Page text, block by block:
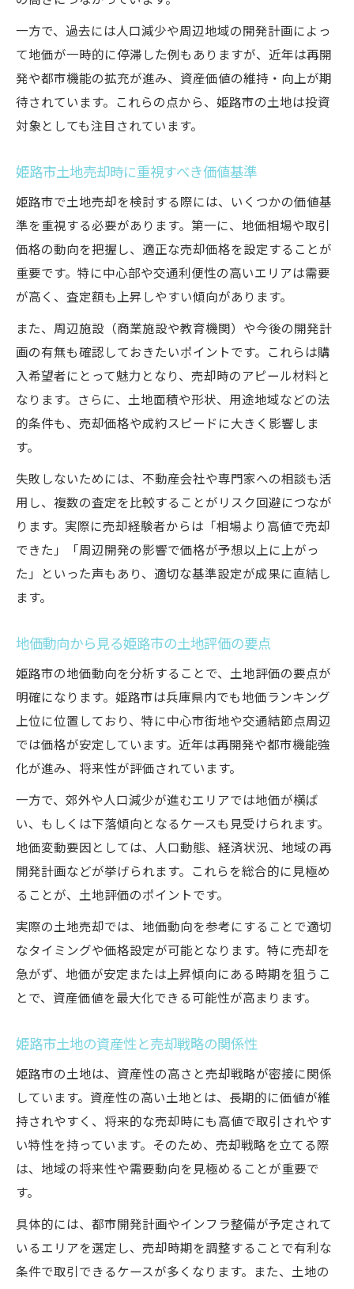
姫路市土地売却で失敗しないための基本戦
保存価値を意識した売却タイミングの見極
姫路市土地売却経験者の実践的アドバイス
集
土地の保存価値別・売却時の注意点まとめ
保存価値を重視する投資家のための視点
土地保存価値を重視した投資家の判断基準
姫路市土地売却に役立つ保存価値評価法
美方郡新温泉町と姫路市の保存価値比較
長期運用で見極める土地保存価値のポイン
ト
投資家目線で選ぶ姫路市土地の注目要素
土地資産の価値維持に必要な戦略とは
保存価値を高める土地活用の具体策
土地資産価値を守るための最新戦略
維持管理で差がつく土地保存価値の実例
一方で、過去には人口減少や周辺地域の開発計画によっ
て地価が一時的に停滞した例もありますが、近年は再開
発や都市機能の拡充が進み、資産価値の維持・向上が期
待されています。これらの点から、姫路市の土地は投資
対象としても注目されています。
姫路市土地売却時に重視すべき価値基準
姫路市で土地売却を検討する際には、いくつかの価値基
準を重視する必要があります。第一に、地価相場や取引
価格の動向を把握し、適正な売却価格を設定することが
重要です。特に中心部や交通利便性の高いエリアは需要
が高く、査定額も上昇しやすい傾向があります。
また、周辺施設（商業施設や教育機関）や今後の開発計
画の有無も確認しておきたいポイントです。これらは購
入希望者にとって魅力となり、売却時のアピール材料と
なります。さらに、土地面積や形状、用途地域などの法
的条件も、売却価格や成約スピードに大きく影響しま
す。
失敗しないためには、不動産会社や専門家への相談も活
用し、複数の査定を比較することがリスク回避につなが
ります。実際に売却経験者からは「相場より高値で売却
できた」「周辺開発の影響で価格が予想以上に上がっ
た」といった声もあり、適切な基準設定が成果に直結し
ます。
地価動向から見る姫路市の土地評価の要点
姫路市の地価動向を分析することで、土地評価の要点が
明確になります。姫路市は兵庫県内でも地価ランキング
上位に位置しており、特に中心市街地や交通結節点周辺
では価格が安定しています。近年は再開発や都市機能強
化が進み、将来性が評価されています。
一方で、郊外や人口減少が進むエリアでは地価が横ば
い、もしくは下落傾向となるケースも見受けられます。
地価変動要因としては、人口動態、経済状況、地域の再
開発計画などが挙げられます。これらを総合的に見極め
ることが、土地評価のポイントです。
実際の土地売却では、地価動向を参考にすることで適切
なタイミングや価格設定が可能となります。特に売却を
急がず、地価が安定または上昇傾向にある時期を狙うこ
とで、資産価値を最大化できる可能性が高まります。
姫路市土地の資産性と売却戦略の関係性
姫路市の土地は、資産性の高さと売却戦略が密接に関係
しています。資産性の高い土地とは、長期的に価値が維
持されやすく、将来的な売却時にも高値で取引されやす
い特性を持っています。そのため、売却戦略を立てる際
は、地域の将来性や需要動向を見極めることが重要で
す。
具体的には、都市開発計画やインフラ整備が予定されて
いるエリアを選定し、売却時期を調整することで有利な
条件で取引できるケースが多くなります。また、土地の